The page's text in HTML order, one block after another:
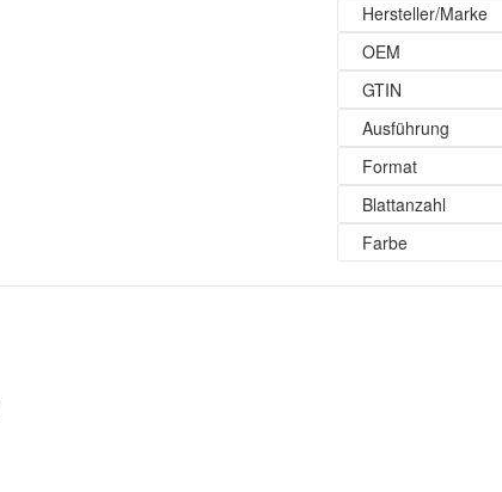
Hersteller/Marke
OEM
GTIN
Ausführung
Format
Blattanzahl
Farbe